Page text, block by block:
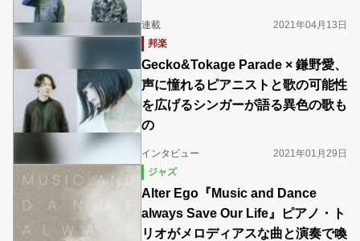
連載
2021年04月13日
邦楽
Gecko&Tokage Parade × 鎌野愛、
声に憧れるピアニストと歌の可能性
を広げるシンガーが語る異色の歌も
の
インタビュー
2021年01月29日
ジャズ
Alter Ego『Music and Dance
always Save Our Life』ピアノ・ト
リオがメロディアスな曲と演奏で喚